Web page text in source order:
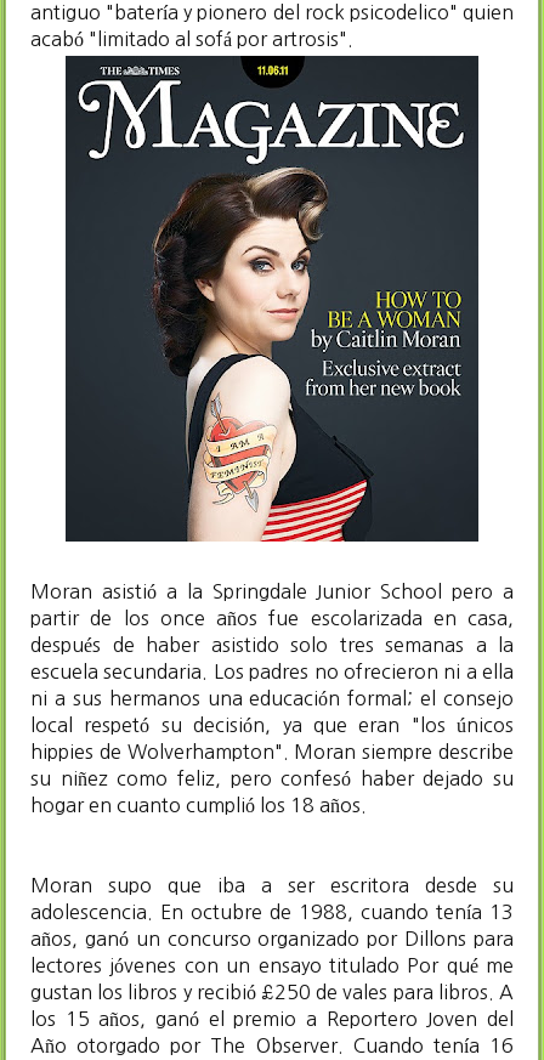
antiguo "batería y pionero del rock psicodelico" quien
acabó "limitado al sofá por artrosis".
Moran asistió a la Springdale Junior School pero a
partir de los once años fue escolarizada en casa,
después de haber asistido solo tres semanas a la
escuela secundaria. Los padres no ofrecieron ni a ella
ni a sus hermanos una educación formal; el consejo
local respetó su decisión, ya que eran "los únicos
hippies de Wolverhampton". Moran siempre describe
su niñez como feliz, pero confesó haber dejado su
hogar en cuanto cumplió los 18 años.
Moran supo que iba a ser escritora desde su
adolescencia.​ En octubre de 1988, cuando tenía 13
años, ganó un concurso organizado por Dillons para
lectores jóvenes con un ensayo titulado Por qué me
gustan los libros y recibió £250 de vales para libros. A
los 15 años, ganó el premio a Reportero Joven del
Año otorgado por The Observer. Cuando tenía 16